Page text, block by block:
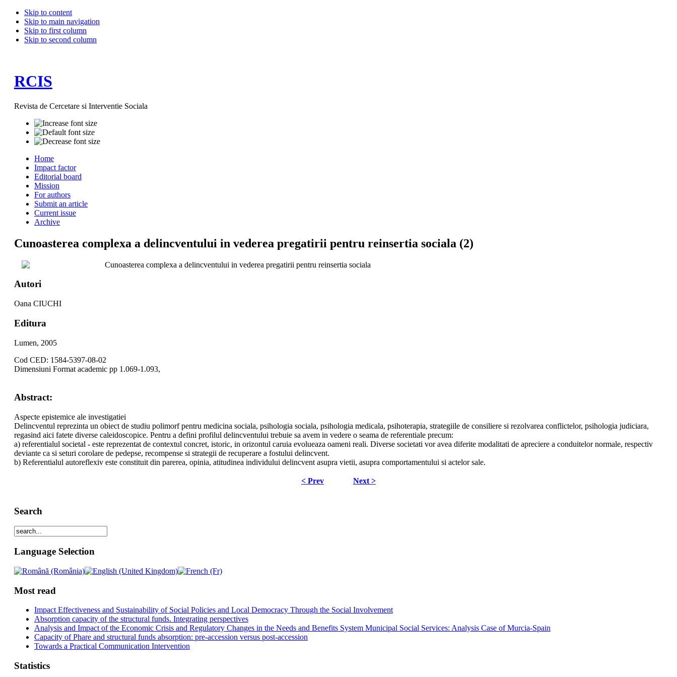
Skip to content
Skip to main navigation
Skip to first column
Skip to second column
RCIS
Revista de Cercetare si Interventie Sociala
Home
Impact factor
Editorial board
Mission
For authors
Submit an article
Current issue
Archive
Cunoasterea complexa a delincventului in vederea pregatirii pentru reinsertia sociala (2)
Cunoasterea complexa a delincventului in vederea pregatirii pentru reinsertia sociala
Autori
Oana CIUCHI
Editura
Lumen, 2005
Cod CED: 1584-5397-08-02
Dimensiuni Format academic pp 1.069-1.093,
Abstract:
Aspecte epistemice ale investigatiei
Delincventul reprezinta un obiect de studiu polimorf pentru medicina sociala, psihologia sociala, psihologia medicala, psihoterapia, strategiile de consiliere si rezolvarea conflictelor, psihologia judiciara,
regasind aici fatete diverse caleidoscopice. Pentru a defini profilul delincventului trebuie sa avem in vedere o seama de referentiale precum:
a) referentialul societal - este reprezentat de contextul concret, istoric, in orizontul caruia evolueaza oameni reali. Diverse societati vor avea diferite modalitati de apreciere a conduitelor normale, respectiv
deviante ca si seturi corolare de pedepse, recompense si strategii de recuperare a fostului delincvent.
b) Referentialul autoreflexiv este constituit din parerea, opinia, atitudinea individului delincvent asupra vietii, asupra comportamentului si actelor sale.
< Prev Next >
Search
Language Selection
Most read
Impact Effectiveness and Sustainability of Social Policies and Local Democracy Through the Social Involvement
Absorption capacity of the structural funds. Integrating perspectives
Analysis and Impact of the Economic Crisis and Regulatory Changes in the Needs and Benefits System Municipal Social Services: Analysis Case of Murcia-Spain
Capacity of Phare and structural funds absorption: pre-accession versus post-accession
Towards a Practical Communication Intervention
Statistics